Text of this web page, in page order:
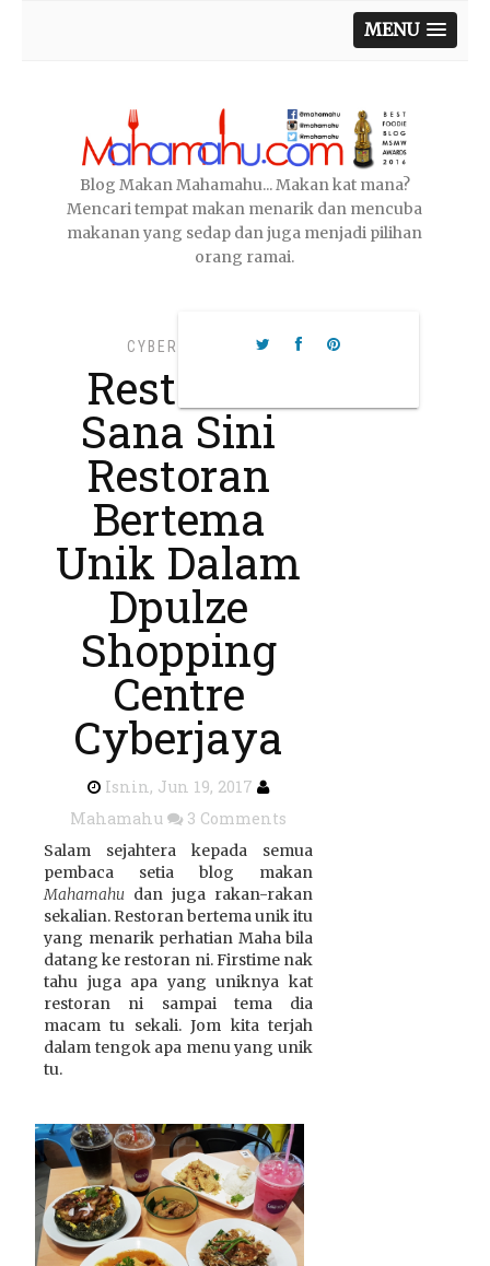
MENU
Blog Makan Mahamahu... Makan kat mana?
Mencari tempat makan menarik dan mencuba
makanan yang sedap dan juga menjadi pilihan
orang ramai.
CYBERJAYA
Restoran
Sana Sini
Restoran
Bertema
Unik Dalam
Dpulze
Shopping
Centre
Cyberjaya
Isnin, Jun 19, 2017
Mahamahu
3 Comments
Salam sejahtera kepada semua
pembaca setia blog makan
Mahamahu dan juga rakan-rakan
sekalian. Restoran bertema unik itu
yang menarik perhatian Maha bila
datang ke restoran ni. Firstime nak
tahu juga apa yang uniknya kat
restoran ni sampai tema dia
macam tu sekali. Jom kita terjah
dalam tengok apa menu yang unik
tu.